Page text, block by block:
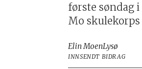
første søndag
Mo
Elin MoenLysø
INNSENDT BIDRAG